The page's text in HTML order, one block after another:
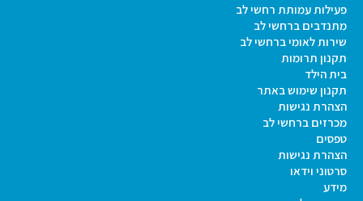
פעילות עמותת רחשי לב
מתנדבים ברחשי לב
שירות לאומי ברחשי לב
תקנון תרומות
בית הילד
תקנון שימוש באתר
הצהרת נגישות
מכרזים ברחשי לב
טפסים
הצהרת נגישות
סרטוני וידאו
מידע